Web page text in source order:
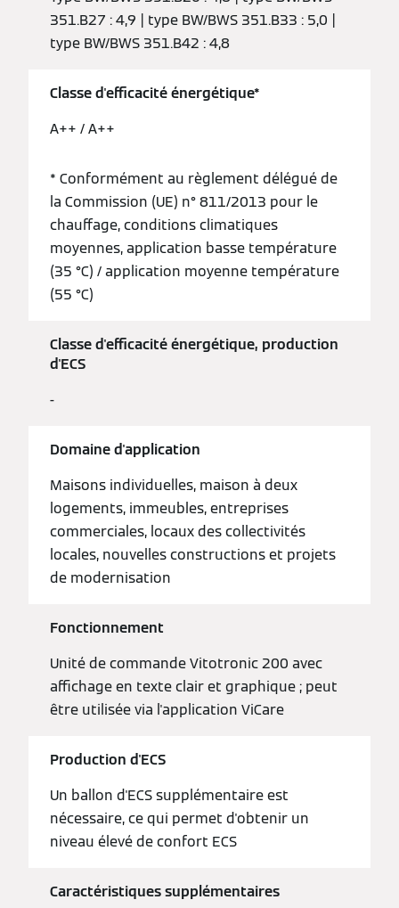
351.B27 : 4,9 | type BW/BWS 351.B33 : 5,0 |
type BW/BWS 351.B42 : 4,8
Classe d'efficacité énergétique*
A++ / A++
* Conformément au règlement délégué de
la Commission (UE) n° 811/2013 pour le
chauffage, conditions climatiques
moyennes, application basse température
(35 °C) / application moyenne température
(55 °C)
Classe d'efficacité énergétique, production
d'ECS
-
Domaine d'application
Maisons individuelles, maison à deux
logements, immeubles, entreprises
commerciales, locaux des collectivités
locales, nouvelles constructions et projets
de modernisation
Fonctionnement
Unité de commande Vitotronic 200 avec
affichage en texte clair et graphique ; peut
être utilisée via l'application ViCare
Production d'ECS
Un ballon d'ECS supplémentaire est
nécessaire, ce qui permet d'obtenir un
niveau élevé de confort ECS
Caractéristiques supplémentaires